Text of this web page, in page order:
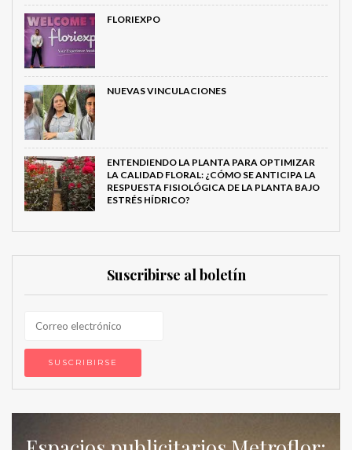
FLORIEXPO
NUEVAS VINCULACIONES
ENTENDIENDO LA PLANTA PARA OPTIMIZAR
LA CALIDAD FLORAL: ¿CÓMO SE ANTICIPA LA
RESPUESTA FISIOLÓGICA DE LA PLANTA BAJO
ESTRÉS HÍDRICO?
Suscribirse al boletín